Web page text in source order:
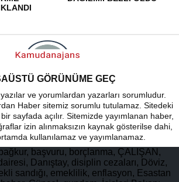
GÖRÜNÜME GEÇ
ve yorumlardan yazarları sorumludur.
Haber sitemiz sorumlu tutulamaz. Sitedeki
sayfada açılır. Sitemizde yayımlanan haber,
izin alınmaksızın kaynak gösterilse dahi,
kullanılamaz ve yayımlanamaz.
başvuru, borçlanma, ÇALIŞAN,
Danıştay, disiplin cezaları, Döviz,
sandığı, emeklilik, enflasyon, Esastan